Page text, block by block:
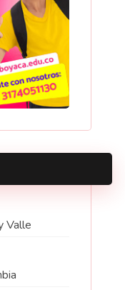
Valle